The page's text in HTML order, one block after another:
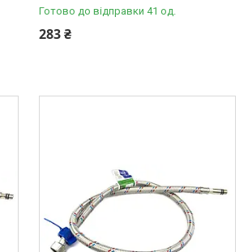
Готово до відправки 41 од.
283 ₴